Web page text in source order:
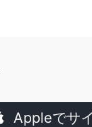
Appleでサ